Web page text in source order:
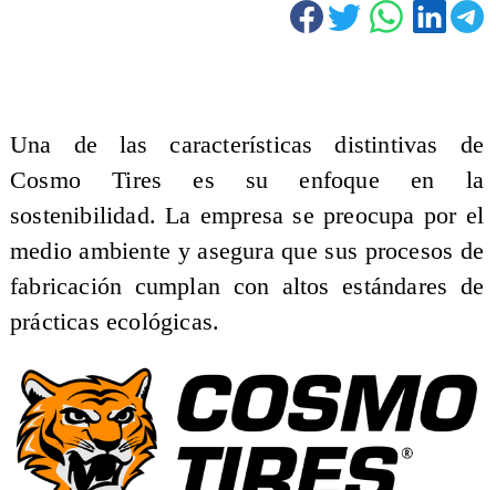
Una de las características distintivas de
Cosmo Tires es su enfoque en la
sostenibilidad. La empresa se preocupa por el
medio ambiente y asegura que sus procesos de
fabricación cumplan con altos estándares de
prácticas ecológicas.